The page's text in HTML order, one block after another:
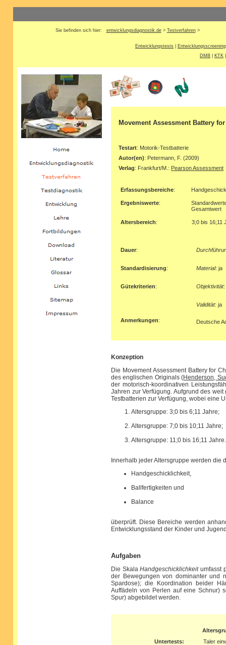
Sie befinden sich hier: entwicklungsdiagnostik.de> Testverfahren>
Entwicklungstests
DMB
KTK
Movement Assessment Battery
Testart: Motorik-Testbatterie
Autor(en): Petermann, F. (2009)
Verlag: Frankfurt/M.: Pearson Assessment
Erfassungsbereiche:
Ergebniswerte:
Gesamtwert
Altersbereich: 3;0 bis 16;11
Dauer:
Standardisierung: Material: ja
Gütekriterien: Objektivität:
Validität: ja
Anmerkungen: Deutsche
Konzeption
Die Movement Assessment Battery for
des englischen Originals (Henderson,
der motorisch-koordinativen
Jahren zur Verfügung. Aufgrund des
Testbatterien zur Verfügung, wobei eine
Altersgruppe: 3;0 bis 6;11 Jahre;
Altersgruppe: 7;0 bis 10;11 Jahre;
Altersgruppe: 11;0 bis 16;11 Jahre.
Innerhalb jeder Altersgruppe werden
Handgeschicklichkeit,
Ballfertigkeiten und
Balance
überprüft. Diese Bereiche werden
Entwicklungsstand der Kinder und
Aufgaben
Die SkalaHandgeschicklichkeitumfasst
der Bewegungen von dominanter und
Spardose); die Koordination beider
Auffädeln von Perlen auf eine Schnur)
Spur) abgebildet werden.
Untertests:
Taler